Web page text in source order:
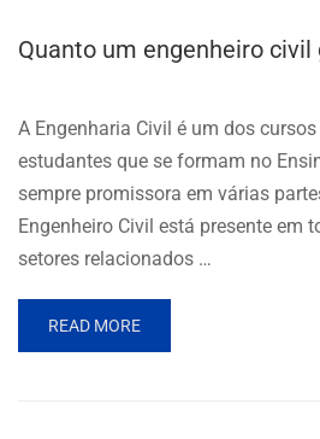
Quanto um engenheiro civil
A Engenharia Civil é um dos
estudantes que se formam no
sempre promissora em várias
Engenheiro Civil está presente em
setores relacionados …
READ MORE